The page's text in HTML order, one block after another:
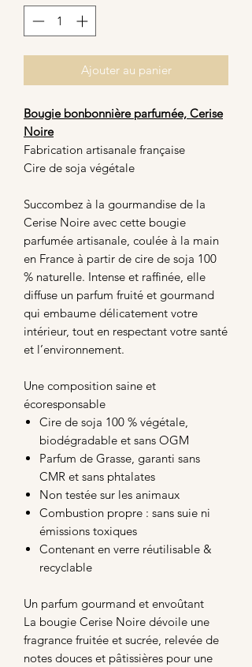
Ajouter au panier
Bougie bonbonnière parfumée, Cerise
Noire
Fabrication artisanale française
Cire de soja végétale
Succombez à la gourmandise de la
Cerise Noire avec cette bougie
parfumée artisanale, coulée à la main
en France à partir de cire de soja 100
% naturelle. Intense et raffinée, elle
diffuse un parfum fruité et gourmand
qui embaume délicatement votre
intérieur, tout en respectant votre santé
et l’environnement.
Une composition saine et
écoresponsable
Cire de soja 100 % végétale,
biodégradable et sans OGM
Parfum de Grasse, garanti sans
CMR et sans phtalates
Non testée sur les animaux
Combustion propre : sans suie ni
émissions toxiques
Contenant en verre réutilisable &
recyclable
Un parfum gourmand et envoûtant
La bougie Cerise Noire dévoile une
fragrance fruitée et sucrée, relevée de
notes douces et pâtissières pour une